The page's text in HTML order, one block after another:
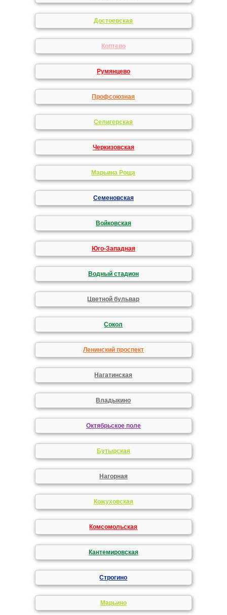
Достоевская
Коптево
Румянцево
Профсоюзная
Селигерская
Черкизовская
Марьина Роща
Семеновская
Войковская
Юго-Западная
Водный стадион
Цветной бульвар
Сокол
Ленинский проспект
Нагатинская
Владыкино
Октябрьское поле
Бутырская
Нагорная
Кожуховская
Комсомольская
Кантемировская
Строгино
Марьино